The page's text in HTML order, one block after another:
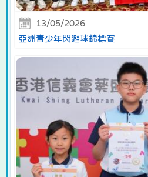
13/05/2026
亞洲青少年閃避球錦標賽